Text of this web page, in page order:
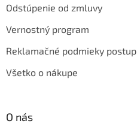
Odstúpenie od zmluvy
Vernostný program
Reklamačné podmieky postup
Všetko o nákupe
O nás